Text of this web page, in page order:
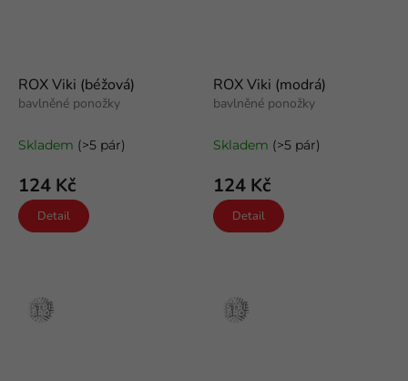
ROX Viki (béžová)
bavlněné ponožky
Skladem (>5 pár)
124 Kč
Detail
ROX Viki (modrá)
bavlněné ponožky
Skladem (>5 pár)
124 Kč
Detail
Stříbro Stříbro